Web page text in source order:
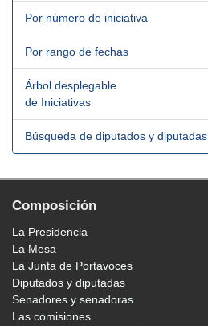
Por número de iniciativa
Por rango de fechas
Árbol desplegable
de Iniciativas
Búsqueda de diputados y diputadas
Composición
La Presidencia
La Mesa
La Junta de Portavoces
Diputados y diputadas
Senadores y senadoras
Las comisiones